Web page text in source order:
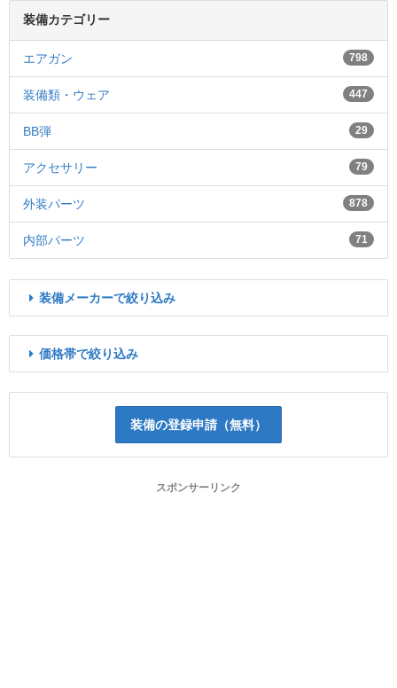
装備カテゴリー
エアガン 798
装備類・ウェア 447
BB弾 29
アクセサリー 79
外装パーツ 878
内部パーツ 71
装備メーカーで絞り込み
価格帯で絞り込み
装備の登録申請（無料）
スポンサーリンク